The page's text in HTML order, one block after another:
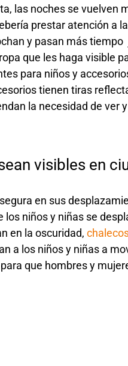
las noches se vuelven
prestar atención a
y pasan más
que les haga visible
para niños y
tienen tiras
la necesidad de ver
visibles en
en sus
niños y niñas se
en la oscuridad,
a los niños y niñas a
que hombres y